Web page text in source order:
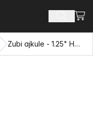
Pretraži
Zubi ajkule - 1.25" Heavy Duty